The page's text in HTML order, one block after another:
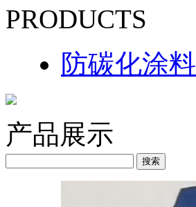
PRODUCTS
防碳化涂料
产品展示